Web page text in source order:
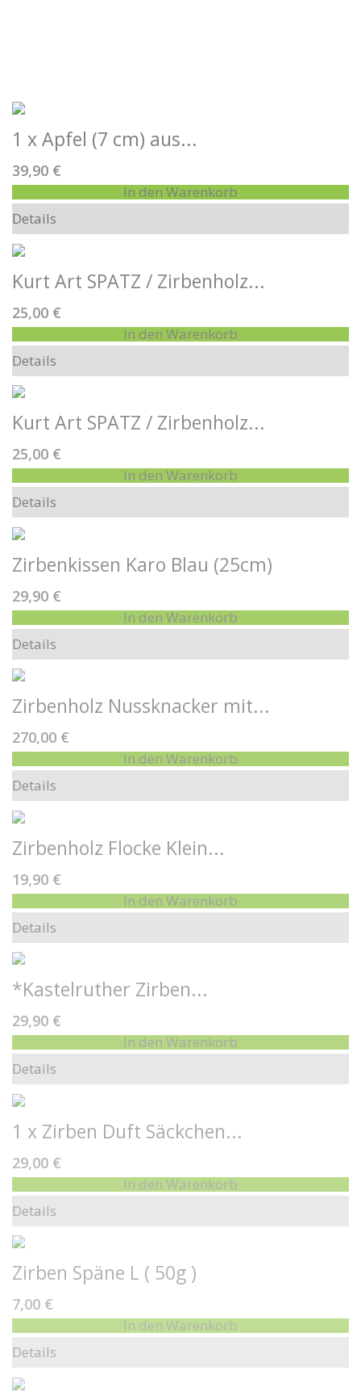
1 x Apfel (7 cm) aus...
39,90 €
In den Warenkorb
Details
Kurt Art SPATZ / Zirbenholz...
25,00 €
In den Warenkorb
Details
Kurt Art SPATZ / Zirbenholz...
25,00 €
In den Warenkorb
Details
Zirbenkissen Karo Blau (25cm)
29,90 €
In den Warenkorb
Details
Zirbenholz Nussknacker mit...
270,00 €
In den Warenkorb
Details
Zirbenholz Flocke Klein...
19,90 €
In den Warenkorb
Details
*Kastelruther Zirben...
29,90 €
In den Warenkorb
Details
1 x Zirben Duft Säckchen...
29,00 €
In den Warenkorb
Details
Zirben Späne L ( 50g )
7,00 €
In den Warenkorb
Details